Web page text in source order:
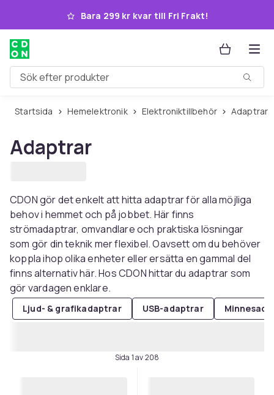
Hoppa till huvudinnehållet
Bara 299 kr kvar till Fri Frakt!
Sök efter produkter
Startsida Hemelektronik Elektroniktillbehör Adaptrar
Adaptrar
CDON gör det enkelt att hitta adaptrar för alla möjliga
behov i hemmet och på jobbet. Här finns
strömadaptrar, omvandlare och praktiska lösningar
som gör din teknik mer flexibel. Oavsett om du behöver
koppla ihop olika enheter eller ersätta en gammal del
finns alternativ här. Hos CDON hittar du adaptrar som
gör vardagen enklare.
Ljud- & grafikadaptrar USB-adaptrar
Sida 1 av 208